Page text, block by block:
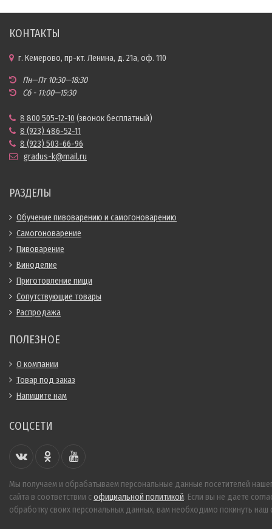
КОНТАКТЫ
г. Кемерово, пр-кт. Ленина, д. 21а, оф. 110
Пн—Пт 10:30—18:30
Сб - 11:00—15:30
8 800 505-12-10 (звонок бесплатный)
8 (923) 486-52-11
8 (923) 503-66-96
gradus-k@mail.ru
РАЗДЕЛЫ
Обучение пивоварению и самогоноварению
Самогоноварение
Пивоварение
Виноделие
Приготовление пищи
Сопутствующие товары
Распродажа
ПОЛЕЗНОЕ
О компании
Товар под заказ
Напишите нам
СОЦСЕТИ
Мы получаем и обрабатываем персональные данные посетителей
сайта в соответствии с официальной политикой. Если вы не даете
обработку своих персональных данных, вам необходимо покинуть наш